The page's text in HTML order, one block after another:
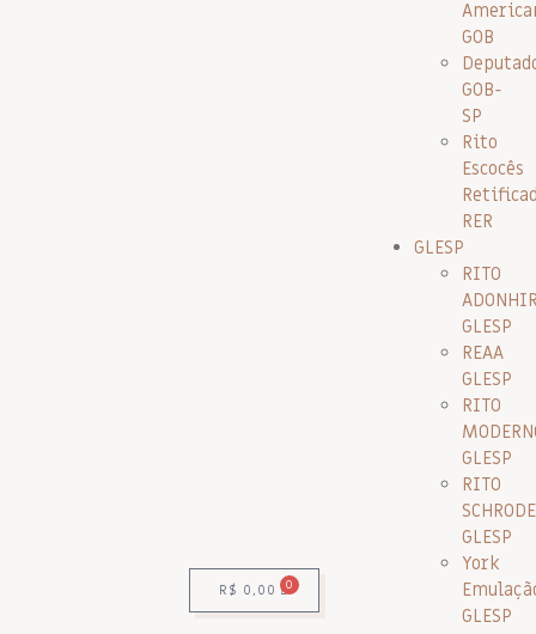
R$ 0,00 0
GOB
GOB-
SP
Rito
Escocês
RER
GLESP
RITO
GLESP
REAA
GLESP
RITO
GLESP
RITO
GLESP
York
GLESP